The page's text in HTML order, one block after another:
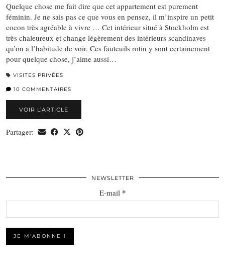
Quelque chose me fait dire que cet appartement est purement
féminin. Je ne sais pas ce que vous en pensez, il m’inspire un petit
cocon très agréable à vivre … Cet intérieur situé à Stockholm est
très chaleureux et change légèrement des intérieurs scandinaves
qu’on a l’habitude de voir. Ces fauteuils rotin y sont certainement
pour quelque chose, j’aime aussi…
VISITES PRIVÉES
10 COMMENTAIRES
VOIR L’ARTICLE
Partager:
NEWSLETTER
E-mail *